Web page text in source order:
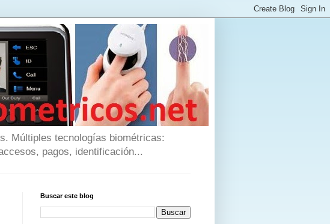
Múltiples tecnologías biométricas:
pagos, identificación...
Buscar este blog